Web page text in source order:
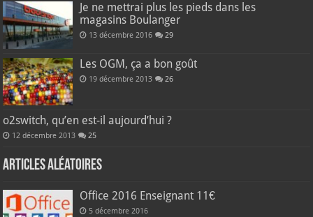
Je ne mettrai plus les pieds dans les
magasins Boulanger
13 décembre 2016 29
Les OGM, ça a bon goût
19 décembre 2013 26
o2switch, qu’en est-il aujourd’hui ?
12 décembre 2013 25
Articles aléatoires
Office 2016 Enseignant 11€
5 décembre 2016